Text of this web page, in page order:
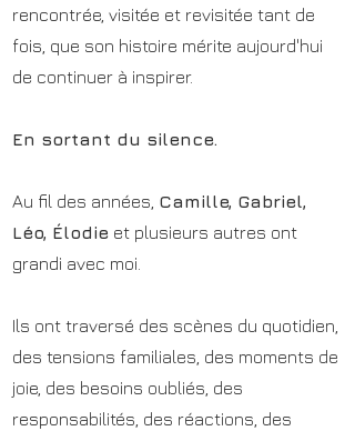
rencontrée, visitée et revisitée tant de
fois, que son histoire mérite aujourd'hui
de continuer à inspirer.
En sortant du silence.
Au fil des années, Camille, Gabriel,
Léo, Élodie et plusieurs autres ont
grandi avec moi.
Ils ont traversé des scènes du quotidien,
des tensions familiales, des moments de
joie, des besoins oubliés, des
responsabilités, des réactions, des